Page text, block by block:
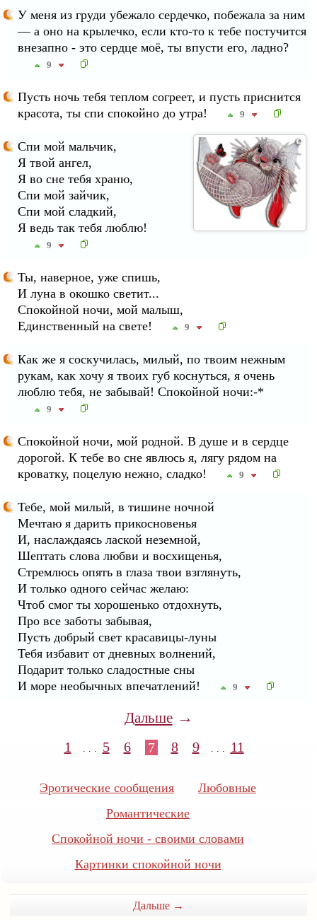
У меня из груди убежало сердечко, побежала за ним
— а оно на крылечко, если кто-то к тебе постучится
внезапно - это сердце моё, ты впусти его, ладно?
9
Пусть ночь тебя теплом согреет, и пусть приснится
красота, ты спи спокойно до утра!
9
Спи мой мальчик,
Я твой ангел,
Я во сне тебя храню,
Спи мой зайчик,
Спи мой сладкий,
Я ведь так тебя люблю!
9
Ты, наверное, уже спишь,
И луна в окошко светит...
Спокойной ночи, мой малыш,
Единственный на свете!
9
Как же я соскучилась, милый, по твоим нежным
рукам, как хочу я твоих губ коснуться, я очень
люблю тебя, не забывай! Спокойной ночи:-*
9
Спокойной ночи, мой родной. В душе и в сердце
дорогой. К тебе во сне явлюсь я, лягу рядом на
кроватку, поцелую нежно, сладко!
9
Тебе, мой милый, в тишине ночной
Мечтаю я дарить прикосновенья
И, наслаждаясь лаской неземной,
Шептать слова любви и восхищенья,
Стремлюсь опять в глаза твои взглянуть,
И только одного сейчас желаю:
Чтоб смог ты хорошенько отдохнуть,
Про все заботы забывая,
Пусть добрый свет красавицы-луны
Тебя избавит от дневных волнений,
Подарит только сладостные сны
И море необычных впечатлений!
9
Дальше→
1 . . . 5 6 7 8 9 . . . 11
Эротические сообщения
Любовные
Романтические
Спокойной ночи - своими словами
Картинки спокойной ночи
Дальше →